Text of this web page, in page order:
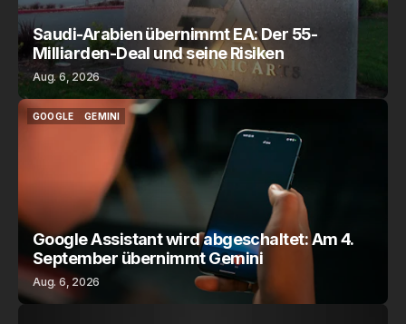
Saudi-Arabien übernimmt EA: Der 55-
Milliarden-Deal und seine Risiken
Aug. 6, 2026
GOOGLE
GEMINI
Google Assistant wird abgeschaltet: Am 4.
September übernimmt Gemini
Aug. 6, 2026